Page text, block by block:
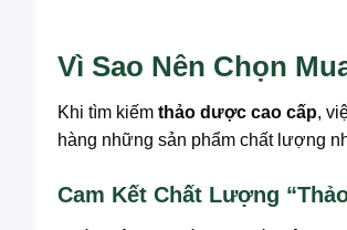
Vì Sao Nên Chọn
Khi tìm kiếm thảo dược cao cấp,
hàng những sản phẩm chất lượng
Cam Kết Chất Lượng